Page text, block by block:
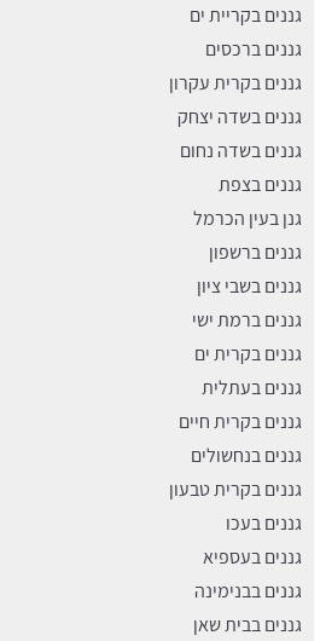
גננים בקריית ים
גננים ברכסים
גננים בקרית עקרון
גננים בשדה יצחק
גננים בשדה נחום
גננים בצפת
גנן בעין הכרמל
גננים ברשפון
גננים בשבי ציון
גננים ברמת ישי
גננים בקרית ים
גננים בעתלית
גננים בקרית חיים
גננים בנחשולים
גננים בקרית טבעון
גננים בעכו
גננים בעספיא
גננים בבנימינה
גננים בבית שאן